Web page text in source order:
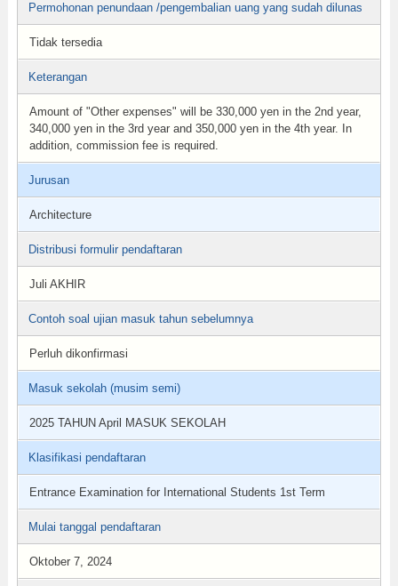
Permohonan penundaan /pengembalian uang yang sudah dilunas
Tidak tersedia
Keterangan
Amount of "Other expenses" will be 330,000 yen in the 2nd year,
340,000 yen in the 3rd year and 350,000 yen in the 4th year. In
addition, commission fee is required.
Jurusan
Architecture
Distribusi formulir pendaftaran
Juli AKHIR
Contoh soal ujian masuk tahun sebelumnya
Perluh dikonfirmasi
Masuk sekolah (musim semi)
2025 TAHUN April MASUK SEKOLAH
Klasifikasi pendaftaran
Entrance Examination for International Students 1st Term
Mulai tanggal pendaftaran
Oktober 7, 2024